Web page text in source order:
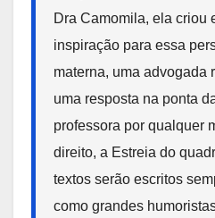
Dra Camomila, ela criou
inspiração para essa
materna, uma advogada
uma resposta na ponta
professora por qualquer
direito, a Estreia do
textos serão escritos
como grandes